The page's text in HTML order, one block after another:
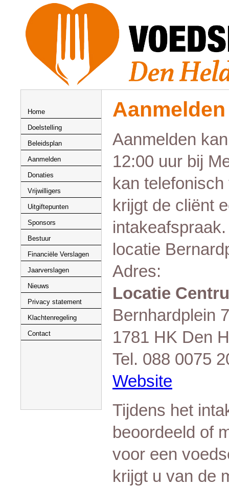
Home
Doelstelling
Beleidsplan
Aanmelden
Donaties
Vrijwilligers
Uitgiftepunten
Sponsors
Bestuur
Financiële Verslagen
Jaarverslagen
Nieuws
Privacy statement
Klachtenregeling
Contact
Aanmelden
Aanmelden
12:00 uur bij
kan
krijgt de cliënt
locatie
Adres:
Locatie
Bernhardplein
1781 HK Den
Tel. 088 0075
Website
Tijdens het
beoordeeld of
voor een
krijgt u van de